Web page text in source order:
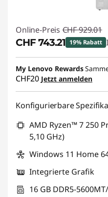
Online-Preis CHF 929.01
CHF 743.21 19% Rabatt
eCoupon-Rabatt :-
eCoupon :SALES
My Lenovo Rewards
CHF20 Jetzt anmelden
Konfigurierbare
AMD Ryzen™ 7 250
5,10 GHz)
Windows 11 Home
Integrierte Grafik
16 GB DDR5-